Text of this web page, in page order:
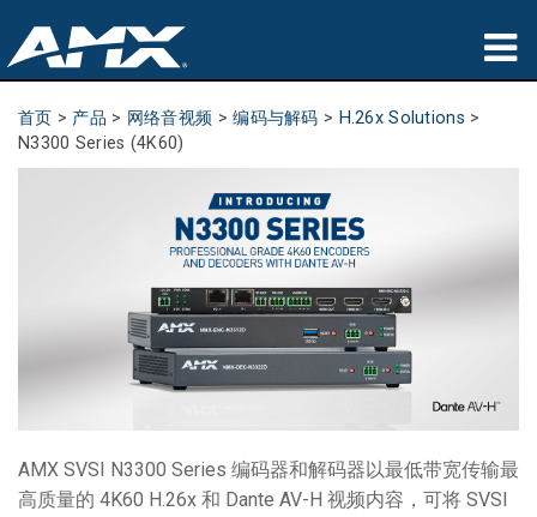
产品
首页 > 产品 > 网络音视频 >编码与解码 > H.26x Solutions >
N3300 Series (4K60)
AMX SVSI N3300 Series 编码器和解码器以最低带宽传输最
高质量的 4K60 H.26x 和 Dante AV-H 视频内容，可将 SVSI